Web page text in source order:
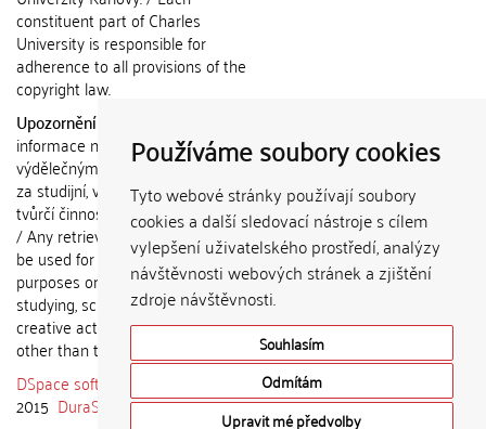
Používáme soubory cookies
Tyto webové stránky používají soubory
cookies a další sledovací nástroje s cílem
vylepšení uživatelského prostředí, analýzy
návštěvnosti webových stránek a zjištění
zdroje návštěvnosti.
Souhlasím
Odmítám
Upravit mé předvolby
constituent part of Charles
University is responsible for
adherence to all provisions of the
copyright law.
Upozornění / Notice:
informace nemohou být použity k
výdělečným účelům nebo vydávány
za studijní, vědeckou nebo jinou
tvůrčí činnost jiné osoby než autora.
/ Any retrieved information shall not
be used for any commercial
purposes or claimed as results of
studying, scientific or any other
creative activities of any person
other than the author.
DSpace software
copyright © 2002-
2015 DuraSpace